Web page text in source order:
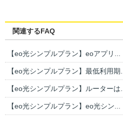
関連するFAQ
【eo光シンプルプラン】eoアプリ...
【eo光シンプルプラン】最低利用期...
【eo光シンプルプラン】ルーターは...
【eo光シンプルプラン】eo光シン...